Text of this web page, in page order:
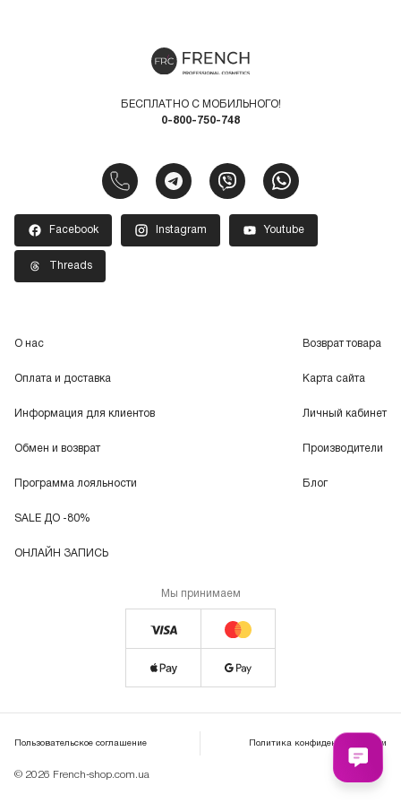
БЕСПЛАТНО С МОБИЛЬНОГО!
0-800-750-748
Facebook Instagram Youtube
Threads
О нас
Оплата и доставка
Информация для клиентов
Обмен и возврат
Программа лояльности
SALE ДО -80%
ОНЛАЙН ЗАПИСЬ
Возврат товара
Карта сайта
Личный кабинет
Производители
Блог
Мы принимаем
© 2026 French-shop.com.ua
Пользовательское соглашение Политика конфиденциальности